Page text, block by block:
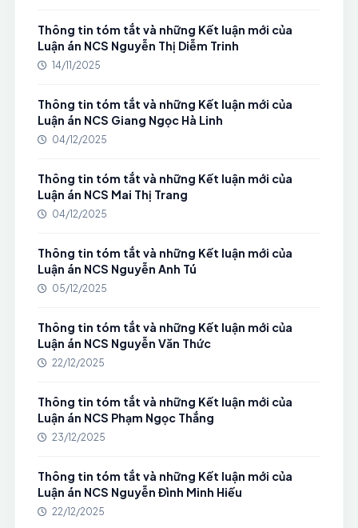
Thông tin tóm tắt và những Kết luận mới của
Luận án NCS Nguyễn Thị Diễm Trinh
14/11/2025
Thông tin tóm tắt và những Kết luận mới của
Luận án NCS Giang Ngọc Hà Linh
04/12/2025
Thông tin tóm tắt và những Kết luận mới của
Luận án NCS Mai Thị Trang
04/12/2025
Thông tin tóm tắt và những Kết luận mới của
Luận án NCS Nguyễn Anh Tú
05/12/2025
Thông tin tóm tắt và những Kết luận mới của
Luận án NCS Nguyễn Văn Thức
22/12/2025
Thông tin tóm tắt và những Kết luận mới của
Luận án NCS Phạm Ngọc Thắng
23/12/2025
Thông tin tóm tắt và những Kết luận mới của
Luận án NCS Nguyễn Đình Minh Hiếu
22/12/2025